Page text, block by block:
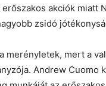
akciók miatt
zsidó
merényletek, mert a
Andrew Cuomo